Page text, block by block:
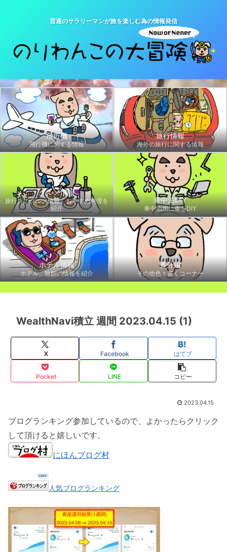
普通のサラリーマンが旅を楽しむ為の情報発信
飛行機
飛行機に関する情報
旅行情報
海外の旅行に関する情報
グルメ情報
旅行先のグルメ情報、おすすめ料理を
紹介
車中泊DIY
車中泊用に車をDIY
ホテル情報
ホテル、旅館の情報を紹介
番外編
その他色々書くコーナー
WealthNavi積立 週間 2023.04.15 (1)
X Facebook はてブ
Pocket LINE コピー
2023.04.15
ブログランキング参加しているので、よかったらクリック
して頂けると嬉しいです。
にほんブログ村
人気ブログランキング